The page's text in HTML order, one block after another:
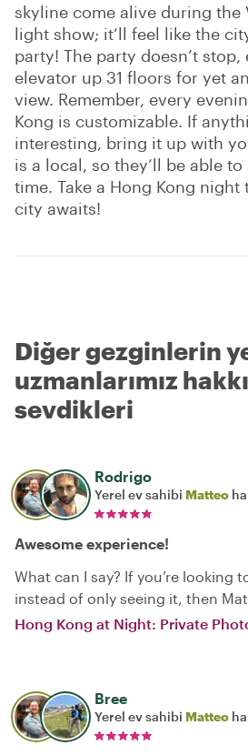
skyline come alive during the
light show; it’ll feel like the
party! The party doesn’t stop,
elevator up 31 floors for yet
view. Remember, every
Kong is customizable. If
interesting, bring it up with
is a local, so they’ll be able
time. Take a Hong Kong
city awaits!
Diğer gezginlerin
uzmanlarımız
sevdikleri
Rodrigo
Yerel ev sahibi Matteo
Awesome experience!
What can I say? If you’re looking
instead of only seeing it, then
Hong Kong at Night: Private
Bree
Yerel ev sahibi Matteo